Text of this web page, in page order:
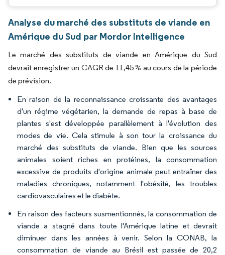
Analyse du marché des substituts de viande en
Amérique du Sud par Mordor Intelligence
Le marché des substituts de viande en Amérique du Sud
devrait enregistrer un CAGR de 11,45 % au cours de la période
de prévision.
En raison de la reconnaissance croissante des avantages
d'un régime végétarien, la demande de repas à base de
plantes s'est développée parallèlement à l'évolution des
modes de vie. Cela stimule à son tour la croissance du
marché des substituts de viande. Bien que les sources
animales soient riches en protéines, la consommation
excessive de produits d'origine animale peut entraîner des
maladies chroniques, notamment l'obésité, les troubles
cardiovasculaires et le diabète.
En raison des facteurs susmentionnés, la consommation de
viande a stagné dans toute l'Amérique latine et devrait
diminuer dans les années à venir. Selon la CONAB, la
consommation de viande au Brésil est passée de 20,2